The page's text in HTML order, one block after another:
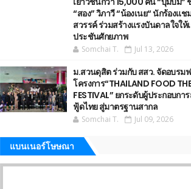
“สอง” วิภาวี “น้องเนย“ นักร้องแ
สวรรค์ ร่วมสร้างแรงบันดาลใจให้
ประชันศักยภาพ
Somchai T. Jul 13, 2026
ม.สวนดุสิต ร่วมกับ สสว. จัดอบรม
โครงการ“THAILAND FOOD
FESTIVAL” ยกระดับผู้ประกอบกา
ฟู้ดไทย สู่มาตรฐานสากล
Somchai T. Jul 09, 2026
แบนเนอร์โษษณา